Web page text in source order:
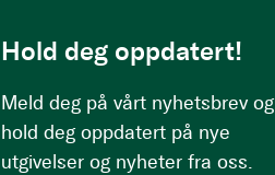
Hold deg oppdatert!
Meld deg på vårt nyhetsbrev og
hold deg oppdatert på nye
utgivelser og nyheter fra oss.